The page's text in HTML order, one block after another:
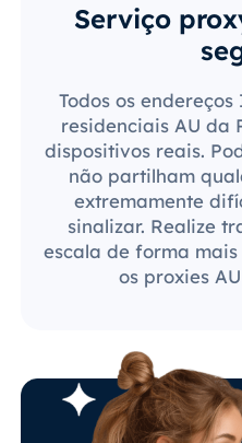
Serviço
Todos os
residenciais AU da
dispositivos reais.
não partilham
extremamente
sinalizar. Realize
escala de forma
os proxies